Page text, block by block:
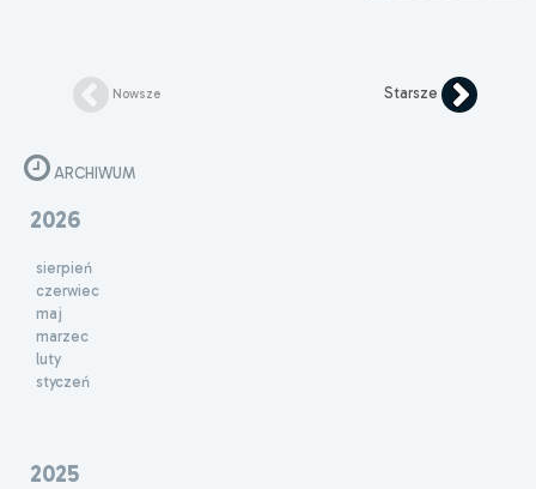
Nowsze Starsze
ARCHIWUM
2026
sierpień
czerwiec
maj
marzec
luty
styczeń
2025